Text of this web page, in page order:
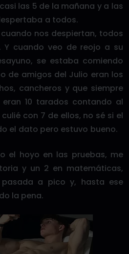
las 5 de la mañana y a las
a todos.
nos despiertan, todos
Y cuando veo de reojo a su
se estaba comiendo
de amigos del Julio eran los
cancheros y que siempre
10 tarados contando al
con 7 de ellos, no sé si el
el dato pero estuvo bueno.
el hoyo en las pruebas, me
y un 2 en matemáticas,
a pico y, hasta ese
la pena.